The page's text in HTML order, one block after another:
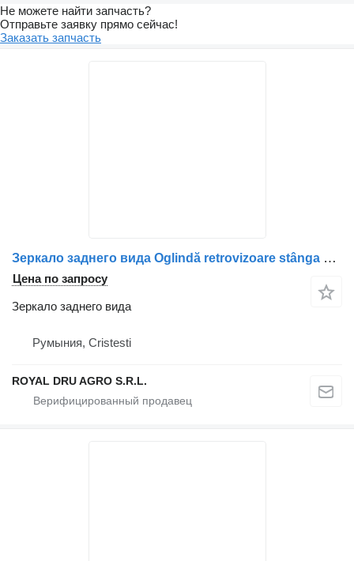
Не можете найти запчасть?
Отправьте заявку прямо сейчас!
Заказать запчасть
Зеркало заднего вида Oglindă retrovizoare stânga pentru для грузовика DAF 1704627, 1701288, 7420849837, 7482226025, 20849837, 82226025
Цена по запросу
Зеркало заднего вида
Румыния, Cristesti
ROYAL DRU AGRO S.R.L.